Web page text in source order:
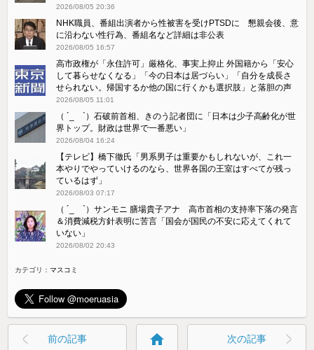
2026/08/05 20:36
NHK職員、番組出演者から性被害を受けPTSDに 懇親会後、意
に沿わない性行為、番組名など詳細は非公表
2026/08/05 16:57
高市政権が「永住許可」厳格化、事実上抑止 外国籍から「安心
して暮らせなくなる」「今の日本は居づらい」「自分を成長さ
せられない。帰国するか他の国に行くかも選択肢」と落胆の声
2026/08/05 11:01
（ ´_ゝ`）石破前首相、きのう記者団に「日本は少子高齢化が世
界トップ。財政は世界で一番悪い」
2026/08/04 16:24
【テレビ】橋下徹氏「男系男子は重要かもしれないが、これ一
本やりでやっていけるのなら、世界各国の王室はすべてが残っ
ているはず」
2026/08/03 07:17
（ ´_ゝ`）サンモニ 膳場貴子アナ 高市首相の支持率下落の発言
＆消費減税方針表明に苦言「国会が国民の不安に応えてくれて
いない」
2026/08/02 20:43
カテゴリ：マスコミ
前の記事 home 次の記事